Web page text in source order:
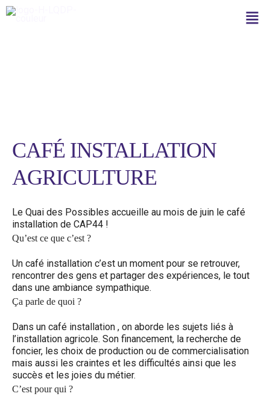
Aller
au
CAFÉ INSTALLATION
AGRICULTURE
Le Quai des Possibles accueille au mois de juin le café
installation de CAP44 !
Qu’est ce que c’est ?
Un café installation c’est un moment pour se retrouver,
rencontrer des gens et partager des expériences, le tout
dans une ambiance sympathique.
Ça parle de quoi ?
Dans un café installation , on aborde les sujets liés à
l’installation agricole. Son financement, la recherche de
foncier, les choix de production ou de commercialisation
mais aussi les craintes et les difficultés ainsi que les
succès et les joies du métier.
C’est pour qui ?